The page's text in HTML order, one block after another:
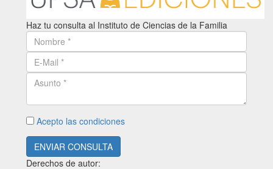
Haz tu consulta al Instituto de Ciencias de la Familia
Acepto las condiciones
ENVIAR CONSULTA
Derechos de autor: